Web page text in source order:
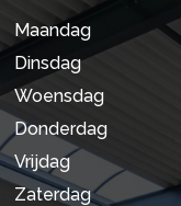
Maandag
Dinsdag
Woensdag
Donderdag
Vrijdag
Zaterdag